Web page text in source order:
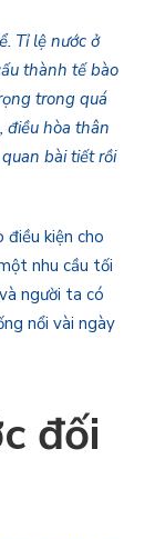
Tỉ lệ nước ở
thành tế bào
trong quá
điều hòa thân
bài tiết rồi
điều kiện cho
nhu cầu tối
người ta có
nổi vài ngày
đối